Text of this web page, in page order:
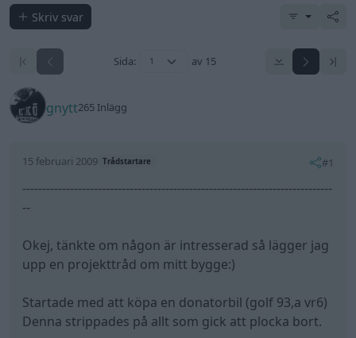
Skriv svar
Sida: av 15
gnytt265 Inlägg
15 februari 2009 Trådstartare #1
------------------------------------------------------------------------------
--
Okej, tänkte om någon är intresserad så lägger jag
upp en projekttråd om mitt bygge:)
Startade med att köpa en donatorbil (golf 93,a vr6)
Denna strippades på allt som gick att plocka bort.